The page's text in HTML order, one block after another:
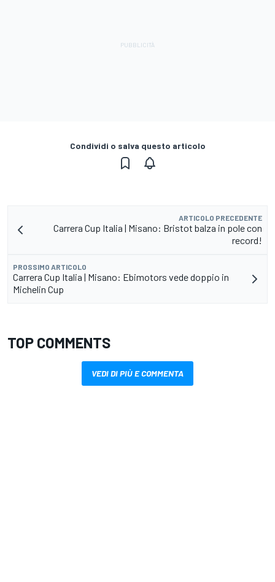
Condividi o salva questo articolo
ARTICOLO PRECEDENTE
Carrera Cup Italia | Misano: Bristot balza in pole con
record!
PROSSIMO ARTICOLO
Carrera Cup Italia | Misano: Ebimotors vede doppio in
Michelin Cup
TOP COMMENTS
VEDI DI PIÙ E COMMENTA